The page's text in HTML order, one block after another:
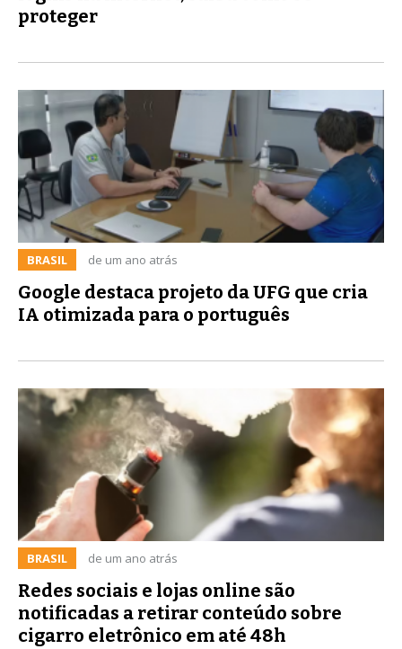
proteger
BRASIL de um ano atrás
Google destaca projeto da UFG que cria
IA otimizada para o português
BRASIL de um ano atrás
Redes sociais e lojas online são
notificadas a retirar conteúdo sobre
cigarro eletrônico em até 48h